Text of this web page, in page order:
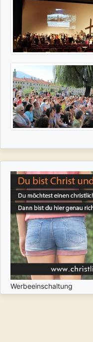
Werbeeinschaltung